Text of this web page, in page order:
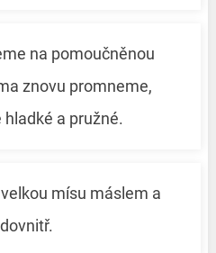
na pomoučněnou
znovu promneme,
a pružné.
mísu máslem a